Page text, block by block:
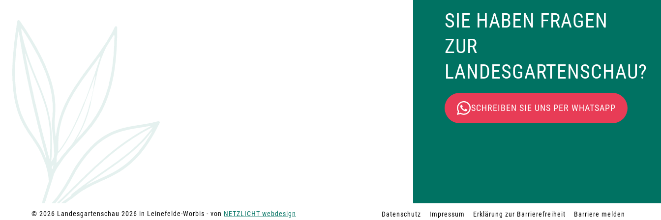
g
a
t
i
o
SIE HABEN FRAGEN
ZUR
LANDESGARTENSCHAU?
SCHREIBEN SIE UNS PER WHATSAPP
© 2026 Landesgartenschau 2026 in Leinefelde-Worbis - von NETZLICHT webdesign Datenschutz Impressum Erklärung zur Barrierefreiheit Barriere melden